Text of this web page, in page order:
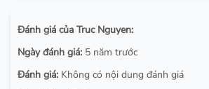
Đánh giá của Truc Nguyen:
Ngày đánh giá: 5 năm trước
Đánh giá: Không có nội dung đánh giá